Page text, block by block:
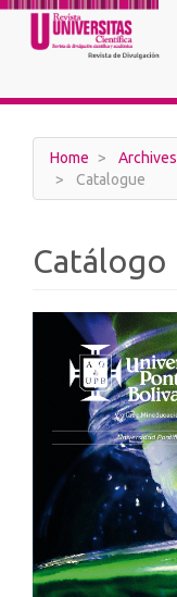
Main
Navigation
Main
Sidebar
Home Archives
Catalogue
Catálogo
Article
Sidebar